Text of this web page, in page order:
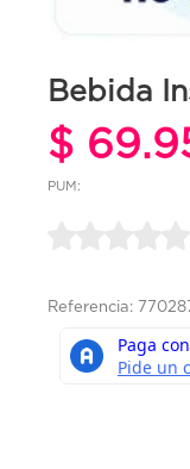
Bebida
$
PUM:
Referencia: